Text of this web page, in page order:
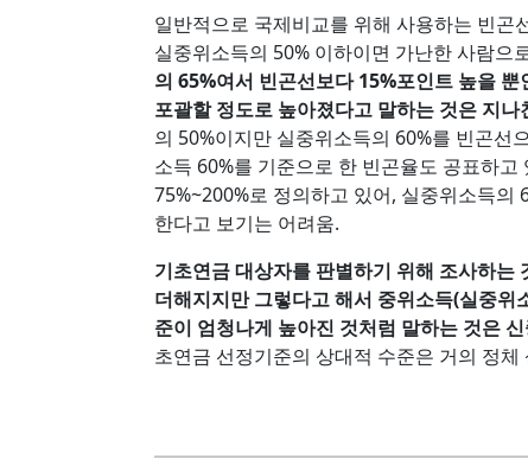
일반적으로 국제비교를 위해 사용하는 빈곤
실중위소득의 50% 이하이면 가난한 사람으
의 65%여서 빈곤선보다 15%포인트 높을
포괄할 정도로 높아졌다고 말하는 것은 지나
의 50%이지만 실중위소득의 60%를 빈곤선
소득 60%를 기준으로 한 빈곤율도 공표하
75%~200%로 정의하고 있어, 실중위소득
한다고 보기는 어려움.
기초연금 대상자를 판별하기 위해 조사하는
더해지지만 그렇다고 해서 중위소득(실중
준이 엄청나게 높아진 것처럼 말하는 것은
초연금 선정기준의 상대적 수준은 거의 정